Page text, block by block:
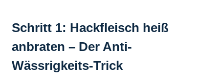
Schritt 1: Hackfleisch heiß
anbraten – Der Anti-
Wässrigkeits-Trick